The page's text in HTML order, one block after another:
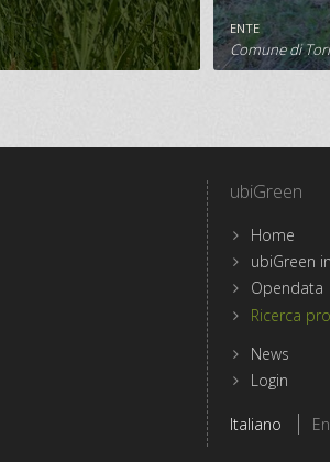
PROGETTO ENTE
Comune di
ubiGreen
Home
ubiGreen
Opendata
Ricerca
News
Login
la
Italiano